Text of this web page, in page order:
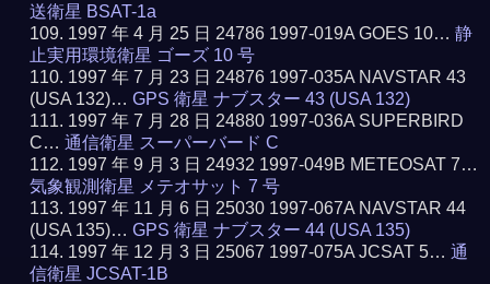
送衛星 BSAT-1a
1997 年 4 月 25 日 24786 1997-019A GOES 10…静
止実用環境衛星 ゴーズ 10 号
1997 年 7 月 23 日 24876 1997-035A NAVSTAR 43
(USA 132)…GPS 衛星 ナブスター 43 (USA 132)
1997 年 7 月 28 日 24880 1997-036A SUPERBIRD
C…通信衛星 スーパーバード C
1997 年 9 月 3 日 24932 1997-049B METEOSAT 7…
気象観測衛星 メテオサット 7 号
1997 年 11 月 6 日 25030 1997-067A NAVSTAR 44
(USA 135)…GPS 衛星 ナブスター 44 (USA 135)
1997 年 12 月 3 日 25067 1997-075A JCSAT 5…通
信衛星 JCSAT-1B